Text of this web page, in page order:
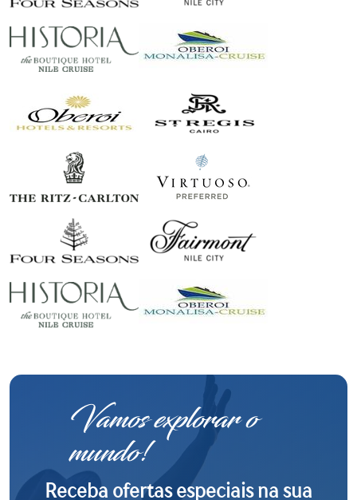
Vamos explorar o
mundo!
Receba ofertas especiais na sua